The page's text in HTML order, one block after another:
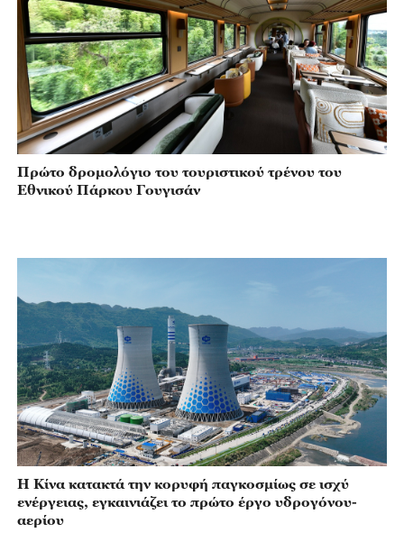
Πρώτο δρομολόγιο του τουριστικού τρένου του
Εθνικού Πάρκου Γουγισάν
Η Κίνα κατακτά την κορυφή παγκοσμίως σε ισχύ
ενέργειας, εγκαινιάζει το πρώτο έργο υδρογόνου-
αερίου